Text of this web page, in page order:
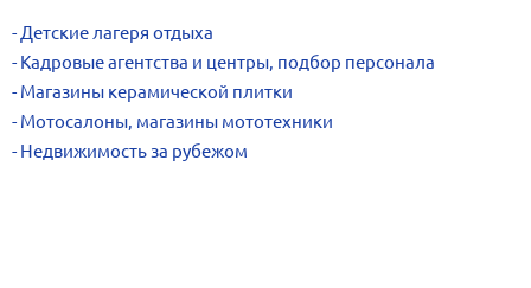
Детские лагеря отдыха
Кадровые агентства и центры, подбор персонала
Магазины керамической плитки
Мотосалоны, магазины мототехники
Недвижимость за рубежом